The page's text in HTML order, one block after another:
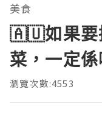
美食
🇦🇺如果要
菜，一定係
瀏覽次數:4553